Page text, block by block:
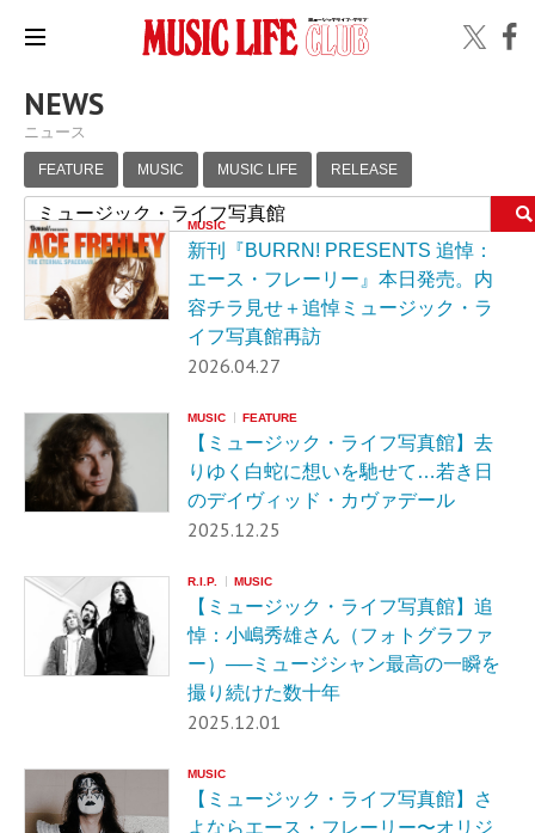
NEWS
ニュース
FEATURE MUSIC MUSIC LIFE RELEASE
MUSIC
新刊『BURRN! PRESENTS 追悼：
エース・フレーリー』本日発売。内
容チラ見せ＋追悼ミュージック・ラ
イフ写真館再訪
2026.04.27
MUSIC FEATURE
【ミュージック・ライフ写真館】去
りゆく白蛇に想いを馳せて…若き日
のデイヴィッド・カヴァデール
2025.12.25
R.I.P. MUSIC
【ミュージック・ライフ写真館】追
悼：小嶋秀雄さん（フォトグラファ
ー）──ミュージシャン最高の一瞬を
撮り続けた数十年
2025.12.01
MUSIC
【ミュージック・ライフ写真館】さ
よならエース・フレーリー〜オリジ